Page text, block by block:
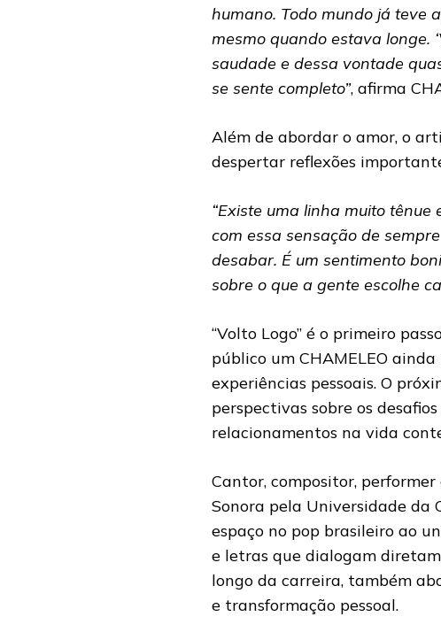
humano. Todo mundo já teve
mesmo quando estava longe.
saudade e dessa vontade
se sente completo”, afirma
Além de abordar o amor, o
despertar reflexões
“Existe uma linha muito
com essa sensação de
desabar. É um sentimento
sobre o que a gente escolhe
“Volto Logo” é o primeiro
público um CHAMELEO
experiências pessoais. O
perspectivas sobre os
relacionamentos na vida
Cantor, compositor,
Sonora pela Universidade da
espaço no pop brasileiro ao
e letras que dialogam
longo da carreira, também
e transformação pessoal.